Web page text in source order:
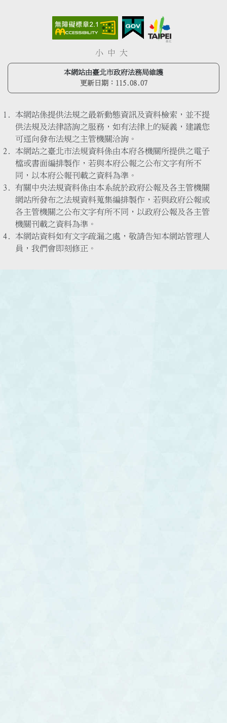
小 中 大
本網站由臺北市政府法務局維護
更新日期： 115.08.07
本網站係提供法規之最新動態資訊及資料檢索，並不提
供法規及法律諮詢之服務，如有法律上的疑義，建議您
可逕向發布法規之主管機關洽詢。
本網站之臺北市法規資料係由本府各機關所提供之電子
檔或書面編排製作，若與本府公報之公布文字有所不
同，以本府公報刊載之資料為準。
有關中央法規資料係由本系統於政府公報及各主管機關
網站所發布之法規資料蒐集編排製作，若與政府公報或
各主管機關之公布文字有所不同，以政府公報及各主管
機關刊載之資料為準。
本網站資料如有文字疏漏之處，敬請告知本網站管理人
員，我們會即刻修正。